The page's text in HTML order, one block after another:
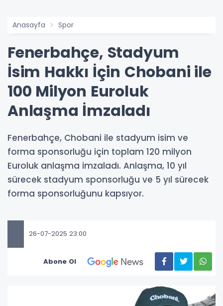
Anasayfa Spor
Fenerbahçe, Stadyum
İsim Hakkı İçin Chobani ile
100 Milyon Euroluk
Anlaşma İmzaladı
Fenerbahçe, Chobani ile stadyum isim ve
forma sponsorluğu için toplam 120 milyon
Euroluk anlaşma imzaladı. Anlaşma, 10 yıl
sürecek stadyum sponsorluğu ve 5 yıl sürecek
forma sponsorluğunu kapsıyor.
26-07-2025 23:00
Abone Ol